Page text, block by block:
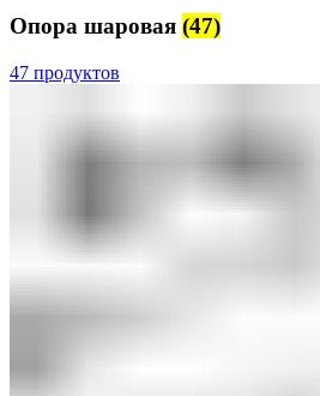
Опора шаровая (47)
47 продуктов